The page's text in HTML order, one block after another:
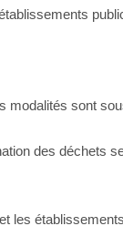
modalités sont
des déchets
les